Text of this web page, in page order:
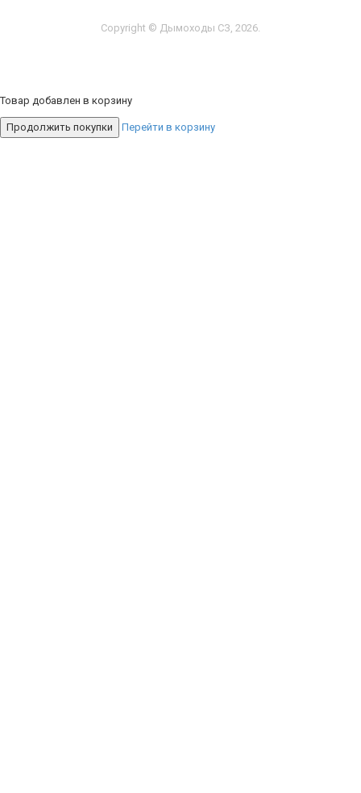
Copyright © Дымоходы СЗ, 2026.
Товар добавлен в корзину
Продолжить покупки Перейти в корзину